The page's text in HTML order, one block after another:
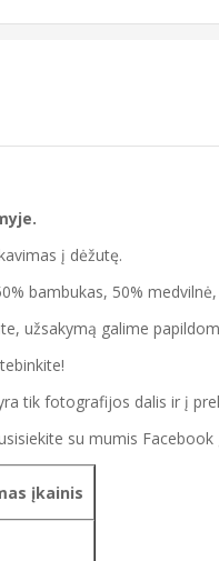
į dėžutę.
bambukas, 50%
užsakymą galime
tik fotografijos dalis ir į
su mumis Facebook
įkainis